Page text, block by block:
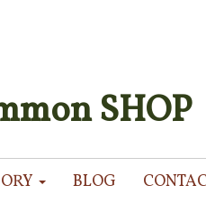
SHOP
BLOG